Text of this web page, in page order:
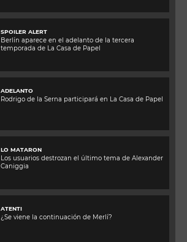
SPOILER ALERT
Berlín aparece en el adelanto de la tercera
temporada de La Casa de Papel
ADELANTO
Rodrigo de la Serna participará en La Casa de Papel
LO MATARON
Los usuarios destrozan el último tema de Alexander
Caniggia
ATENTI
¿Se viene la continuación de Merlí?